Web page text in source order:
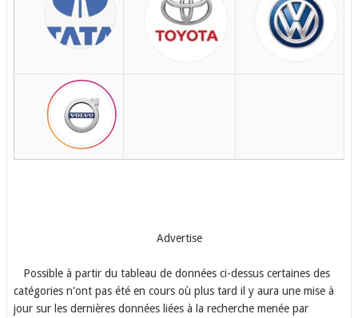
Advertise
Possible à partir du tableau de données ci-dessus certaines des
catégories n'ont pas été en cours où plus tard il y aura une mise à
jour sur les dernières données liées à la recherche menée par